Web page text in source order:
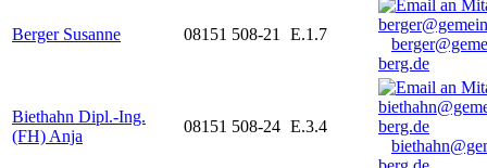
Berger Susanne 08151 508-21 E.1.7
berg.de
Biethahn Dipl.-Ing.
(FH) Anja
08151 508-24 E.3.4